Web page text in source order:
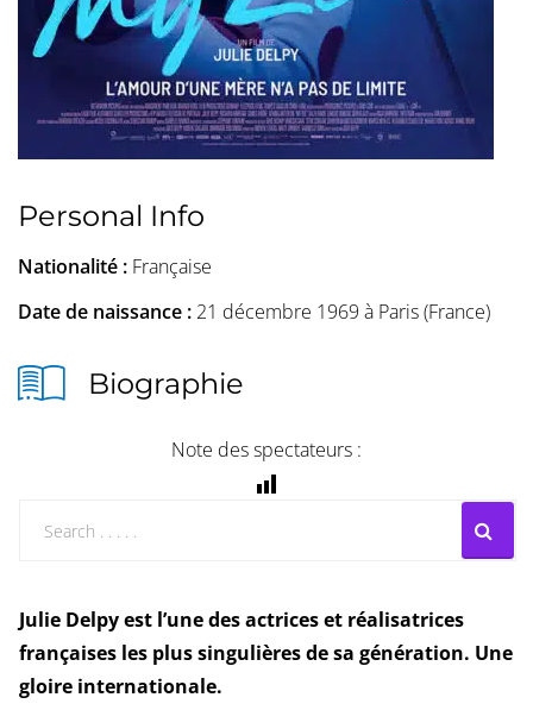
Personal Info
Nationalité : Française
Date de naissance : 21 décembre 1969 à Paris (France)
Biographie
Note des spectateurs :
Julie Delpy est l’une des actrices et réalisatrices
françaises les plus singulières de sa génération. Une
gloire internationale.